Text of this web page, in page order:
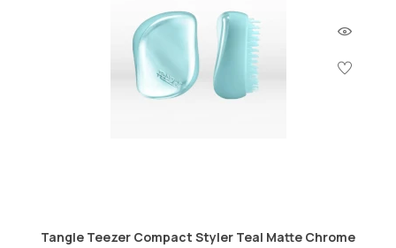
Tangle Teezer Compact Styler Teal Matte Chrome